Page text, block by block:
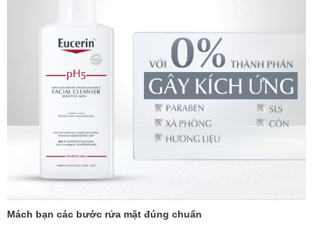
Mách bạn các bước rửa mặt đúng chuẩn